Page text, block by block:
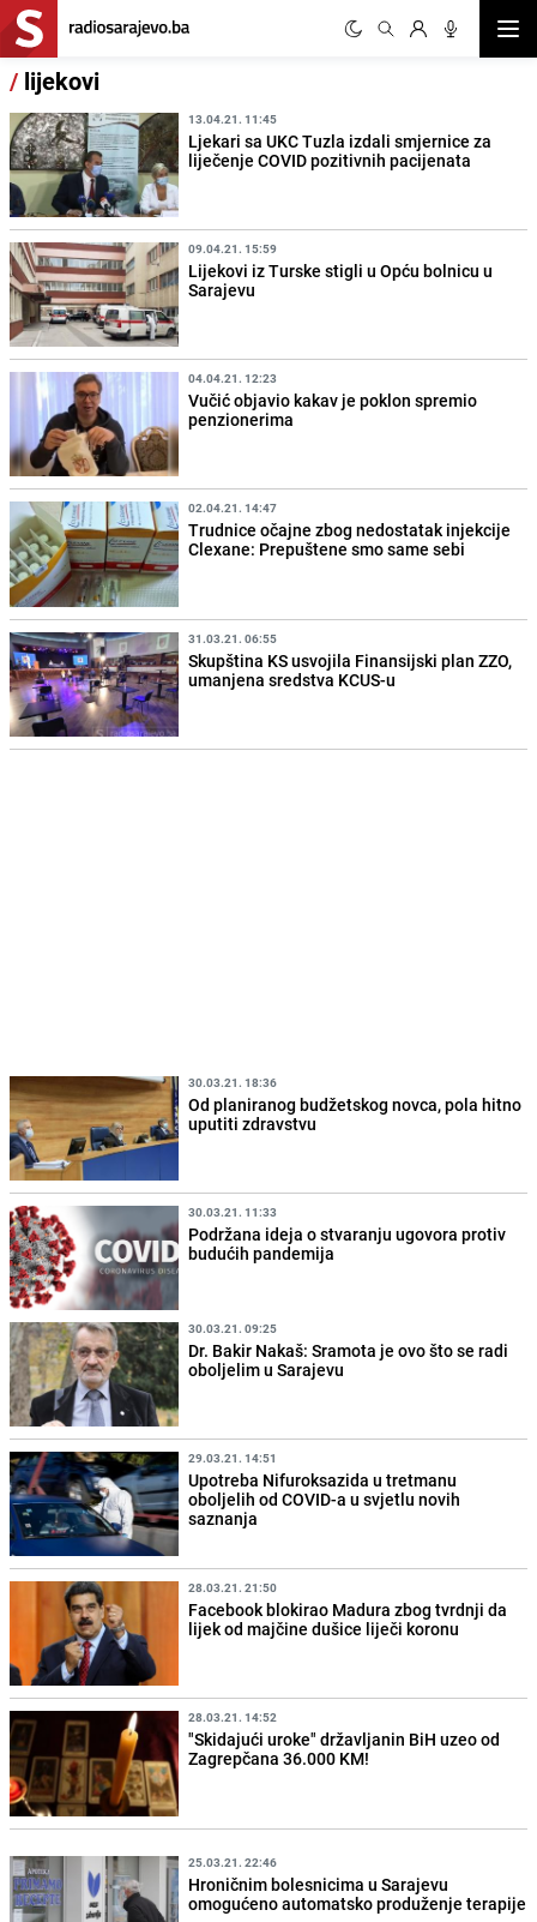
/ lijekovi
13.04.21. 11:45
Ljekari sa UKC Tuzla izdali smjernice za
liječenje COVID pozitivnih pacijenata
09.04.21. 15:59
Lijekovi iz Turske stigli u Opću bolnicu u
Sarajevu
04.04.21. 12:23
Vučić objavio kakav je poklon spremio
penzionerima
02.04.21. 14:47
Trudnice očajne zbog nedostatak injekcije
Clexane: Prepuštene smo same sebi
31.03.21. 06:55
Skupština KS usvojila Finansijski plan ZZO,
umanjena sredstva KCUS-u
30.03.21. 18:36
Od planiranog budžetskog novca, pola hitno
uputiti zdravstvu
30.03.21. 11:33
Podržana ideja o stvaranju ugovora protiv
budućih pandemija
30.03.21. 09:25
Dr. Bakir Nakaš: Sramota je ovo što se radi
oboljelim u Sarajevu
29.03.21. 14:51
Upotreba Nifuroksazida u tretmanu
oboljelih od COVID-a u svjetlu novih
saznanja
28.03.21. 21:50
Facebook blokirao Madura zbog tvrdnji da
lijek od majčine dušice liječi koronu
28.03.21. 14:52
"Skidajući uroke" državljanin BiH uzeo od
Zagrepčana 36.000 KM!
25.03.21. 22:46
Hroničnim bolesnicima u Sarajevu
omogućeno automatsko produženje terapije